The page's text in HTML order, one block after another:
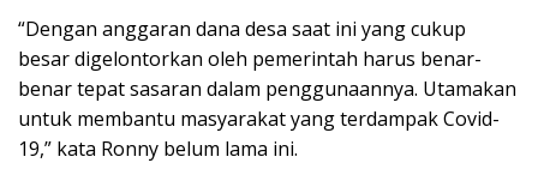
“Dengan anggaran dana desa saat ini yang cukup
besar digelontorkan oleh pemerintah harus benar-
benar tepat sasaran dalam penggunaannya. Utamakan
untuk membantu masyarakat yang terdampak Covid-
19,” kata Ronny belum lama ini.